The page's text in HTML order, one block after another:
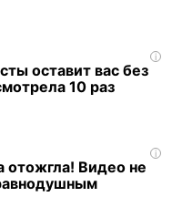
i
оставит вас без
10 раз
i
отожгла! Видео не